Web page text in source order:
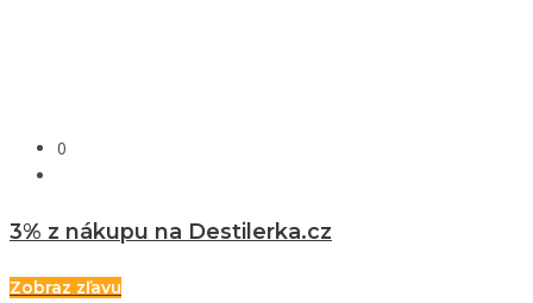
0
3% z nákupu na Destilerka.cz
Zobraz zľavu